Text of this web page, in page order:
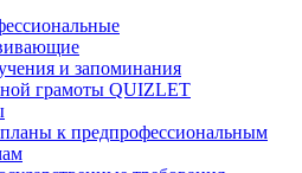
и запоминания
грамоты QUIZLET
к предпрофессиональным